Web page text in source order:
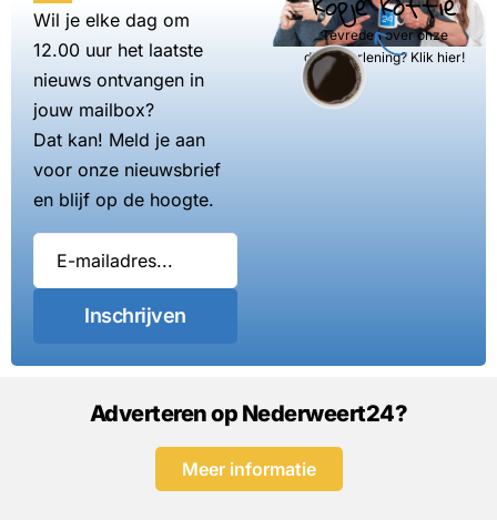
Wil je elke dag om
12.00 uur het laatste
nieuws ontvangen in
jouw mailbox?
Dat kan! Meld je aan
voor onze nieuwsbrief
en blijf op de hoogte.
Inschrijven
Tevreden over onze
dienstverlening? Klik hier!
Adverteren op Nederweert24?
Meer informatie